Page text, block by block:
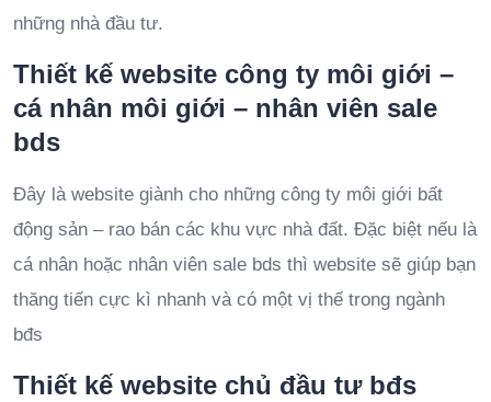
những nhà đầu tư.
Thiết kế website công ty môi giới –
cá nhân môi giới – nhân viên sale
bds
Đây là website giành cho những công ty môi giới bất
động sản – rao bán các khu vực nhà đất. Đặc biệt nếu là
cá nhân hoặc nhân viên sale bds thì website sẽ giúp bạn
thăng tiến cực kì nhanh và có một vị thế trong ngành
bđs
Thiết kế website chủ đầu tư bđs